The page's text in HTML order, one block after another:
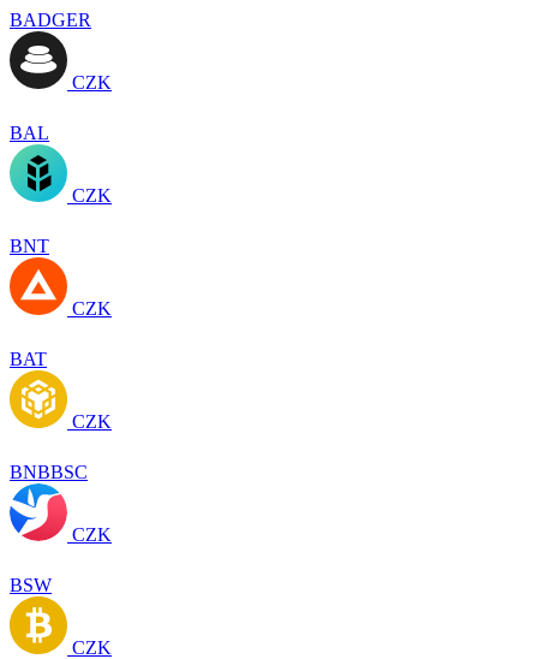
BADGER
CZK
BAL
CZK
BNT
CZK
BAT
CZK
BNBBSC
CZK
BSW
CZK